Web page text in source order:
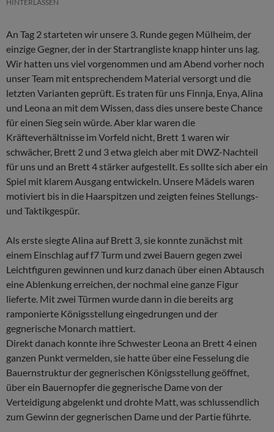
HINTERLASSEN
An Tag 2 starteten wir unsere 3. Runde gegen Mülheim, der
einzige Gegner, der in der Startrangliste knapp hinter uns lag.
Wir hatten uns viel vorgenommen und am Abend vorher noch
unser Team mit entsprechendem Material versorgt und die
letzten Varianten geprüft. Es traten für uns Finnja, Enya, Alina
und Leona an mit dem Wissen, dass dies unsere beste Chance
für einen Sieg sein würde. Aber klar waren die
Kräfteverhältnisse im Vorfeld nicht, Brett 1 waren wir
schwächer, Brett 2 und 3 etwa gleich aber mit DWZ-Nachteil
für uns und an Brett 4 stärker aufgestellt. Es sollte sich aber ein
Spiel mit klarem Ausgang entwickeln. Unsere Mädels waren
motiviert bis in die Haarspitzen und zeigten feines Stellungs-
und Taktikgespür.
Als erste siegte Alina auf Brett 3, sie konnte zunächst mit
einem Einschlag auf f7 Turm und zwei Bauern gegen zwei
Leichtfiguren gewinnen und kurz danach über einen Abtausch
eine Ablenkung erreichen, der nochmal eine ganze Figur
lieferte. Mit zwei Türmen wurde dann in die bereits arg
ramponierte Königsstellung eingedrungen und der
gegnerische Monarch mattiert.
Direkt danach konnte ihre Schwester Leona an Brett 4 einen
ganzen Punkt vermelden, sie hatte über eine Fesselung die
Bauernstruktur der gegnerischen Königsstellung geöffnet,
über ein Bauernopfer die gegnerische Dame von der
Verteidigung abgelenkt und drohte Matt, was schlussendlich
zum Gewinn der gegnerischen Dame und der Partie führte.